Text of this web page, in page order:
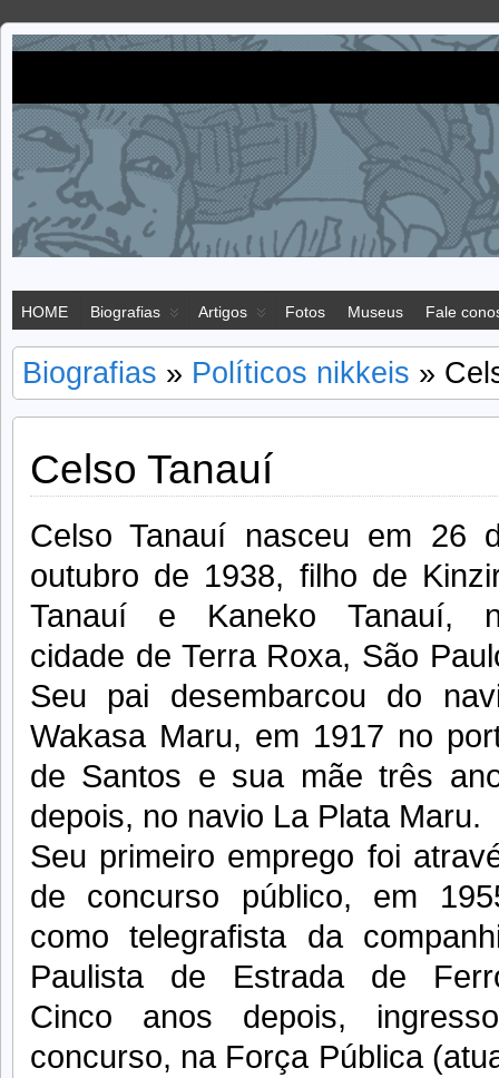
japonesa
HOME Biografias Artigos Fotos Museus Fale
Biografias » Políticos nikkeis »
Celso Tanauí
Celso Tanauí nasceu em 26
outubro de 1938, filho de
Tanauí e Kaneko Tanauí,
cidade de Terra Roxa, São
Seu pai desembarcou do
Wakasa Maru, em 1917 no
de Santos e sua mãe três
depois, no navio La Plata Maru.
Seu primeiro emprego foi
de concurso público, em
como telegrafista da
Paulista de Estrada de
Cinco anos depois,
concurso, na Força Pública